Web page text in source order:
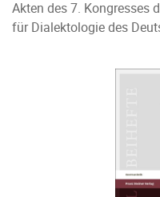
Akten des 7. Kongresses
für Dialektologie des